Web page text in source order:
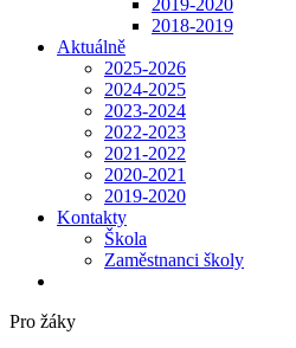
2019-2020
2018-2019
Aktuálně
2025-2026
2024-2025
2023-2024
2022-2023
2021-2022
2020-2021
2019-2020
Kontakty
Škola
Zaměstnanci školy
Pro žáky